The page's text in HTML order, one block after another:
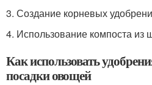
3. Создание корневых
4. Использование компоста из
Как использовать
посадки овощей